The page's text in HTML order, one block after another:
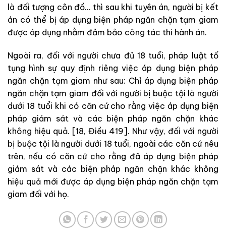
là đối tượng côn đồ… thì sau khi tuyên án, người bị kết
án có thể bị áp dụng biện pháp ngăn chặn tạm giam
được áp dụng nhằm đảm bảo công tác thi hành án.
Ngoài ra, đối với người chưa đủ 18 tuổi, pháp luật tố
tụng hình sự quy định riêng việc áp dụng biện pháp
ngăn chặn tạm giam như sau: Chỉ áp dụng biện pháp
ngăn chặn tạm giam đối với người bị buộc tội là người
dưới 18 tuổi khi có căn cứ cho rằng việc áp dụng biện
pháp giám sát và các biện pháp ngăn chặn khác
không hiệu quả. [18, Điều 419]. Như vậy, đối với người
bị buộc tội là người dưới 18 tuổi, ngoài các căn cứ nêu
trên, nếu có căn cứ cho rằng đã áp dụng biện pháp
giám sát và các biện pháp ngăn chặn khác không
hiệu quả mới được áp dụng biện pháp ngăn chặn tạm
giam đối với họ.